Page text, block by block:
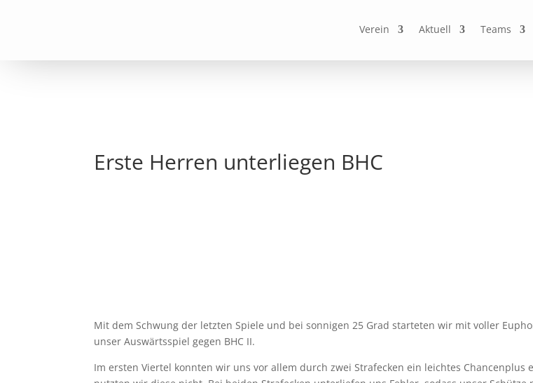
Verein Aktuell Teams
Erste Herren unterliegen BHC
Mit dem Schwung der letzten Spiele und bei sonnigen 25 Grad starteten wir mit voller
unser Auswärtsspiel gegen BHC II.
Im ersten Viertel konnten wir uns vor allem durch zwei Strafecken ein leichtes Chancenplus